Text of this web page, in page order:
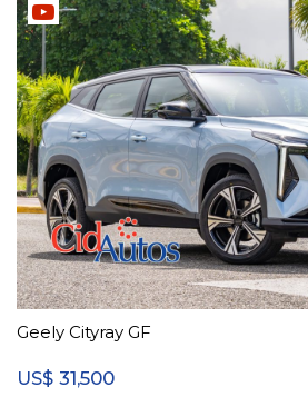
Geely Cityray GF
US$ 31,500